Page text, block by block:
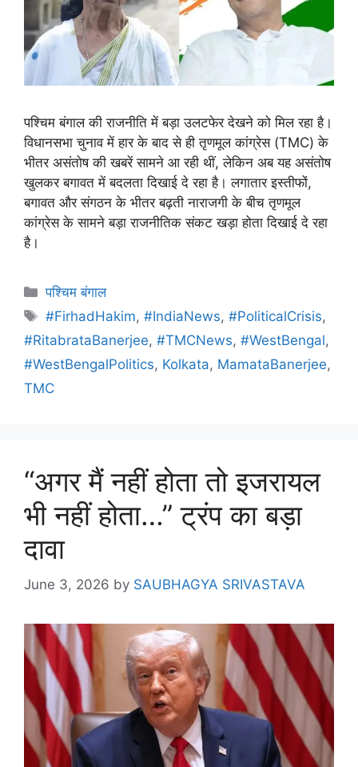
पश्चिम बंगाल की राजनीति में बड़ा उलटफेर देखने को मिल रहा है।
विधानसभा चुनाव में हार के बाद से ही तृणमूल कांग्रेस (TMC) के
भीतर असंतोष की खबरें सामने आ रही थीं, लेकिन अब यह असंतोष
खुलकर बगावत में बदलता दिखाई दे रहा है। लगातार इस्तीफों,
बगावत और संगठन के भीतर बढ़ती नाराजगी के बीच तृणमूल
कांग्रेस के सामने बड़ा राजनीतिक संकट खड़ा होता दिखाई दे रहा
है।
पश्चिम बंगाल
#FirhadHakim,#IndiaNews,#PoliticalCrisis,
#RitabrataBanerjee, #TMCNews, #WestBengal,
#WestBengalPolitics, Kolkata, MamataBanerjee,
TMC
“अगर मैं नहीं होता तो इजरायल
भी नहीं होता…” ट्रंप का बड़ा
दावा
June 3, 2026 by SAUBHAGYA SRIVASTAVA